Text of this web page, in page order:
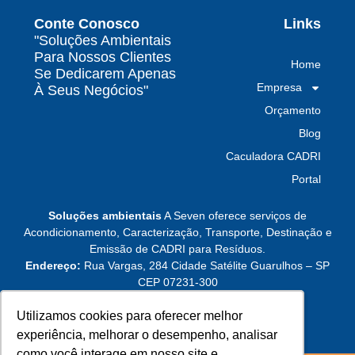
Utilizamos cookies para oferecer melhor
experiência, melhorar o desempenho, analisar
Utilizamos cookies para oferecer melhor
experiência, melhorar o desempenho, analisar
Por que contratar uma empresa de gestão de
resíduos classe I é fundamental para sua
indústria
Por que escolher uma empresa de
gerenciamento de resíduos especializada é
POSTAGENS
Baixa do MTR: por que o manifesto em aberto
derruba a prova de destinação do gerador
CTF do IBAMA emitido não libera destinação:
Soluções ambientaisA Seven oferece serviços de
Acondicionamento, Caracterização, Transporte, Destinação e
Emissão de CADRI para Resíduos.
Endereço: Rua Vargas, 284 Cidade Satélite Guarulhos – SP
CEP 07231-300
Conte Conosco
"Soluções Ambientais
Para Nossos Clientes
Se Dedicarem Apenas
À Seus Negócios"
Links
Home
Empresa
Orçamento
Blog
Caculadora CADRI
Portal